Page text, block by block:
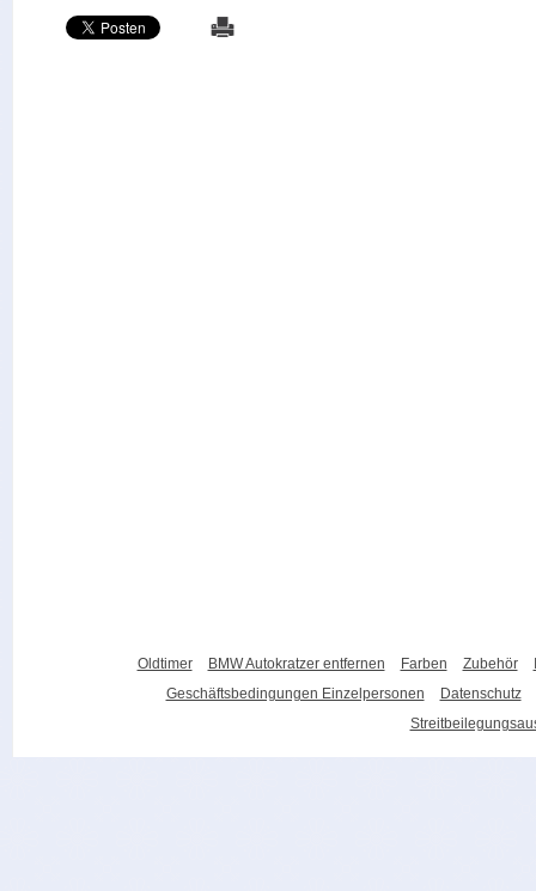
Oldtimer BMW Autokratzer entfernen Farben Zubehör
Geschäftsbedingungen Einzelpersonen
Datenschutz